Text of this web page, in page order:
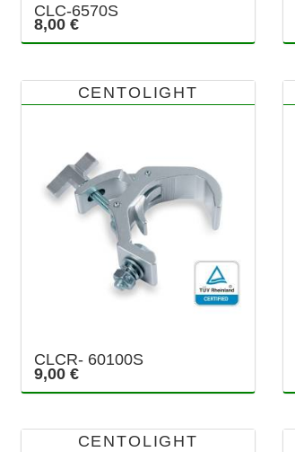
CLC-6570S
8,00 €
CENTOLIGHT
CLCR- 60100S
9,00 €
CENTOLIGHT